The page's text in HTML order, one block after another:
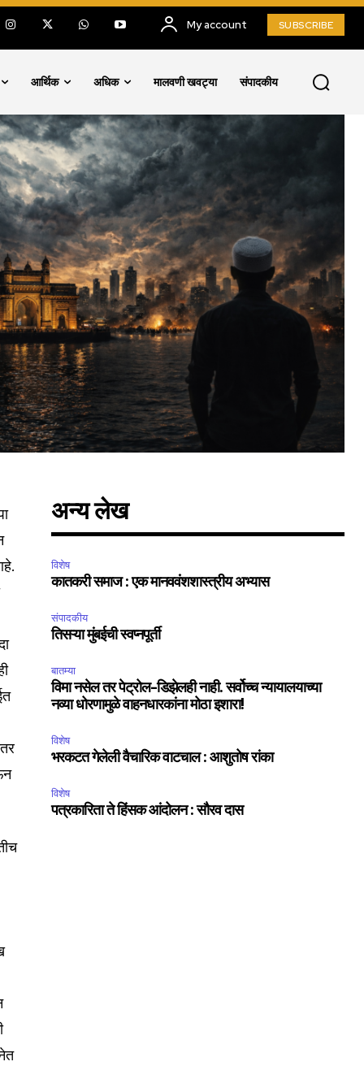
the
My account SUBSCRIBE
आर्थिक अधिक मालवणी खवट्या संपादकीय
अन्य लेख
विशेष
कातकरी समाज : एक मानववंशशास्त्रीय अभ्यास
संपादकीय
तिसऱ्या मुंबईची स्वप्नपूर्ती
बातम्या
विमा नसेल तर पेट्रोल-डिझेलही नाही. सर्वोच्च न्यायालयाच्या
नव्या धोरणामुळे वाहनधारकांना मोठा इशारा!
विशेष
भरकटत गेलेली वैचारिक वाटचाल : आशुतोष रांका
विशेष
पत्रकारिता ते हिंसक आंदोलन : सौरव दास